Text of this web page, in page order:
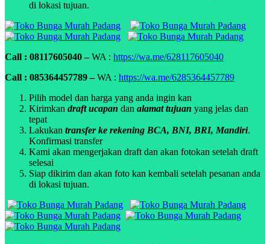
di lokasi tujuan.
Call : 08117605040 –WA : https://wa.me/628117605040
Call : 085364457789 –WA : https://wa.me/6285364457789
Pilih model dan harga yang anda ingin kan
Kirimkan draft ucapan dan alamat tujuan yang jelas dan
tepat
Lakukan transfer ke rekening BCA, BNI, BRI, Mandiri.
Konfirmasi transfer
Kami akan mengerjakan draft dan akan fotokan setelah draft
selesai
Siap dikirim dan akan foto kan kembali setelah pesanan anda
di lokasi tujuan.